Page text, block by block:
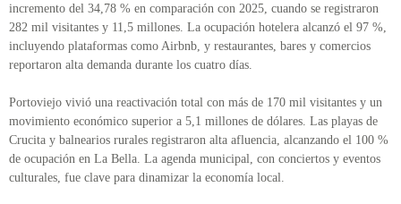
incremento del 34,78 % en comparación con 2025, cuando se registraron
282 mil visitantes y 11,5 millones. La ocupación hotelera alcanzó el 97 %,
incluyendo plataformas como Airbnb, y restaurantes, bares y comercios
reportaron alta demanda durante los cuatro días.
Portoviejo vivió una reactivación total con más de 170 mil visitantes y un
movimiento económico superior a 5,1 millones de dólares. Las playas de
Crucita y balnearios rurales registraron alta afluencia, alcanzando el 100 %
de ocupación en La Bella. La agenda municipal, con conciertos y eventos
culturales, fue clave para dinamizar la economía local.